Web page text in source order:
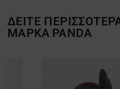
ΔΕΙΤΕ
ΜΑΡΚΑ PANDA